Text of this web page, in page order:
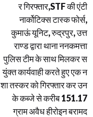
र गिरफ्तार,STF की एंटी
नार्कोटिक्स टास्क फोर्स,
कुमाऊं यूनिट, रुद्रपुर, उत्त
राण्ड द्वारा थाना ननकमत्ता
पुलिस टीम के साथ मिलकर स
युंक्त कार्यवाही करते हुए एक न
शा तस्कर को गिरफ्तार कर उन
के कब्जे से करीब 151.17
ग्राम अवैध हीरोइन बरामद